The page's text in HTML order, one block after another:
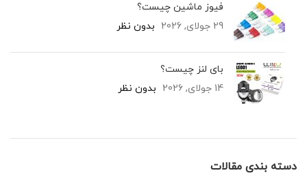
فیوز ماشین چیست؟
29 جولای, 2026
بدون نظر
بای لنز چیست؟
14 جولای, 2026
بدون نظر
دسته بندی مقالات